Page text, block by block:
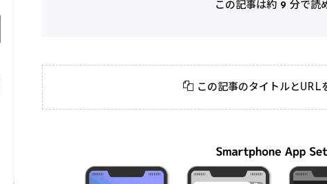
モンスト攻略に役立
つ！おすすめパーティ
絶対に知っ
モンスト攻
ク10選
この記事は約 9 分で読
この記事のタイトルとURL